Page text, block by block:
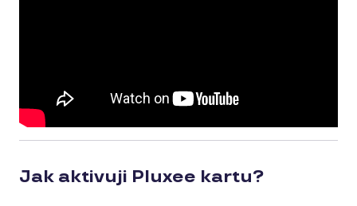
Jak aktivuji Pluxee kartu?